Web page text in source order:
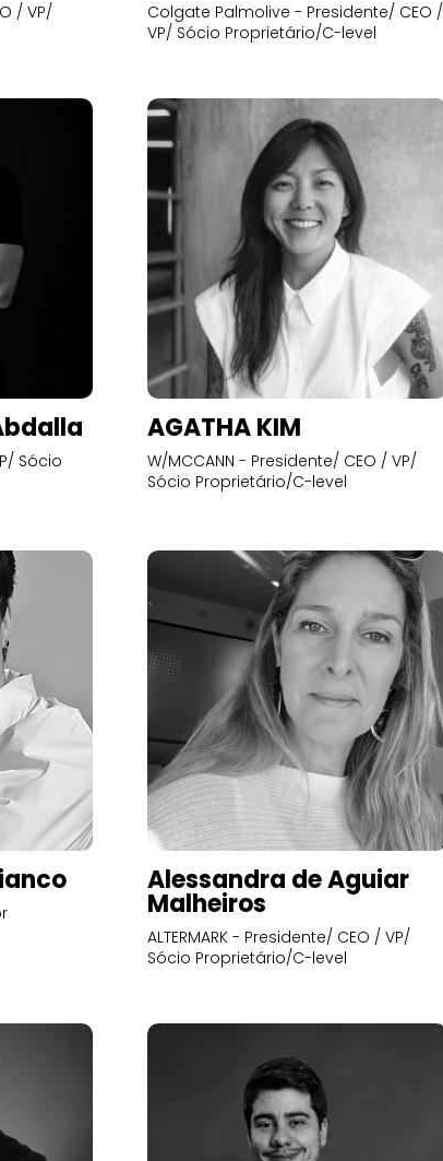
/ VP/
Colgate Palmolive - Presidente/ CEO /
VP/ Sócio Proprietário/C-level
Sócio
AGATHA KIM
W/MCCANN - Presidente/ CEO / VP/
Sócio Proprietário/C-level
Alessandra de Aguiar
Malheiros
ALTERMARK - Presidente/ CEO / VP/
Sócio Proprietário/C-level